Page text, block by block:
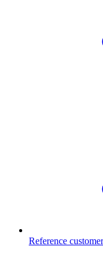
Reference